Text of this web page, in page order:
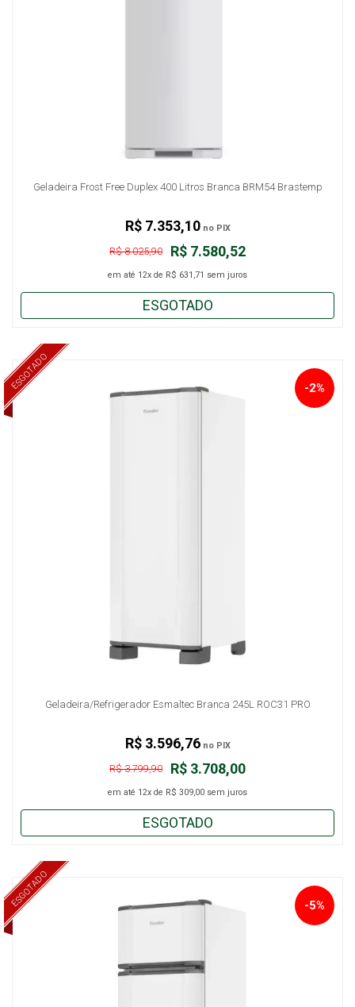
Geladeira Frost Free Duplex 400 Litros Branca BRM54 Brastemp
R$ 7.580,52
R$ 8.025,90
em até 12x de R$ 631,71 sem juros
R$ 7.353,10no PIX
ESGOTADO
ESGOTADO
Geladeira/Refrigerador Esmaltec Branca 245L ROC31 PRO
R$ 3.708,00
R$ 3.799,90
-2%
em até 12x de R$ 309,00 sem juros
R$ 3.596,76no PIX
ESGOTADO
ESGOTADO -5%